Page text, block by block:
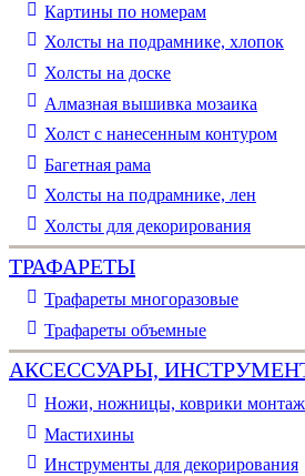
Картины по номерам
Холсты на подрамнике, хлопок
Холсты на доске
Алмазная вышивка мозаика
Холст с нанесенным контуром
Багетная рама
Холсты на подрамнике, лен
Холсты для декорирования
ТРАФАРЕТЫ
Трафареты многоразовые
Трафареты объемные
АКСЕССУАРЫ,
Ножи, ножницы, коврики
Мастихины
Инструменты для декорирования